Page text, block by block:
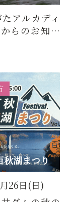
たアルカディ
らのお知ら
秋湖まつり
26日(日)